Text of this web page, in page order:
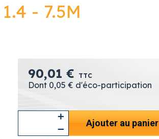
- 7.5M
90,01 € TTC
Dont 0,05 € d'éco-participation
Ajouter au panier